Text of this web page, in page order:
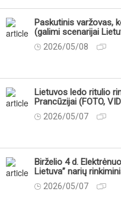
Paskutinis varžovas,
(galimi scenarijai
2026/05/08
Lietuvos ledo ritulio
Prancūzijai (FOTO,
2026/05/07
Birželio 4 d.
Lietuva” narių
2026/05/07